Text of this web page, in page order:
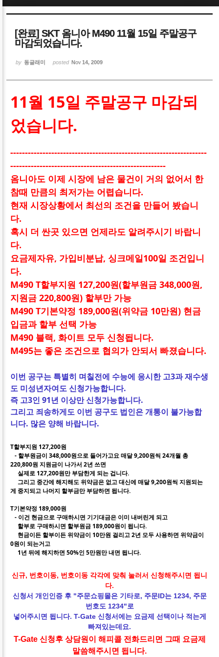
[완료] SKT 옴니아 M490 11월 15일 주말공구
마감되었습니다.
by 동글래미 posted Nov 14, 2009
11월 15일 주말공구 마감되
었습니다.
-------------------------------------------------------------------
-----------------------------------------------------
옴니아도 이제 시장에 남은 물건이 거의 없어서 한
참때 만큼의 최저가는 어렵습니다.
현재 시장상황에서 최선의 조건을 만들어 봤습니
다.
혹시 더 싼곳 있으면 언제라도 알려주시기 바랍니
다.
요금제자유, 가입비분납, 싱크메일100일 조건입니
다.
M490 T할부지원 127,200원(할부원금 348,000원,
지원금 220,800원) 할부만 가능
M490 T기본약정 189,000원(위약금 10만원) 현금
입금과 할부 선택 가능
M490 블랙, 화이트 모두 신청됩니다.
M495는 좋은 조건으로 협의가 안되서 빠졌습니다.
이번 공구는 특별히 며칠전에 수능에 응시한 고3과 재수생
도 미성년자여도 신청가능합니다.
즉 고3인 91년 이상만 신청가능합니다.
그리고 죄송하게도 이번 공구도 법인은개통이 불가능합
니다. 많은 양해 바랍니다.
T할부지원 127,200원
- 할부원금이 348,000원으로 들어가고요 매달 9,200원씩 24개월 총
220,800원 지원금이 나가서 2년 쓰면
실제로 127,200원만 부담한게 되는 겁니다.
그리고 중간에 해지해도 위약금은 없고 대신에 매달 9,200원씩 지원되는
게 중지되고 나머지 할부금만 부담하면 됩니다.
T기본약정 189,000원
- 이건 현금으로 구매하시면 기기대금은 이미 내버린게 되고
할부로 구매하시면 할부원금 189,000원이 됩니다.
현금이든 할부이든 위약금이 10만원 걸리고 2년 모두 사용하면 위약금이
0원이 되는거고
1년 뒤에 해지하면 50%인 5만원만 내면 됩니다.
신규, 번호이동, 번호이동 각각에 맞춰 눌러서 신청해주시면 됩니
다.
신청서 개인인증 후 "주문쇼핑몰은 기타로, 주문ID는 1234, 주문
번호도 1234"로
넣어주시면 됩니다. T-Gate 신청서에는 요금제 선택이나 적는게
빠져있는데요.
T-Gate 신청후 상담원이 해피콜 전화드리면 그때 요금제
말씀해주시면 됩니다.
Sketchbook5, 스케치북5
Sketchbook5, 스케치북5
Sketchbook5, 스케치북5
Sketchbook5, 스케치북5